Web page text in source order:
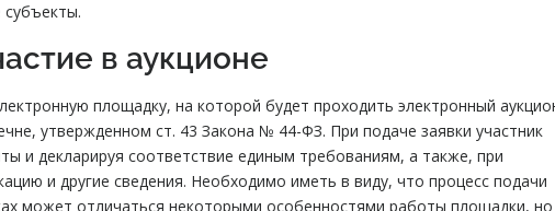
субъекты.
в аукционе
площадку, на которой будет проходить электронный
утвержденном ст. 43 Закона № 44-ФЗ. При подаче заявки участник
и декларируя соответствие единым требованиям, а также, при
и другие сведения. Необходимо иметь в виду, что процесс подачи
может отличаться некоторыми особенностями работы площадки,